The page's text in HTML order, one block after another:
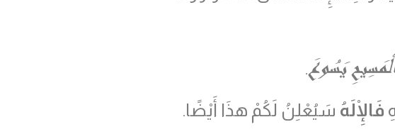
يَسُوعَ.
فَالْإِلَهُ سَيُعْلِنُ لَكُمْ هذَا أَيْضًا.